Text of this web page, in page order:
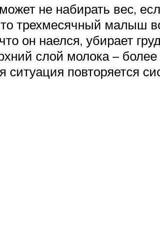
не набирать вес,
трехмесячный малыш
он наелся, убирает
слой молока –
ситуация повторяется